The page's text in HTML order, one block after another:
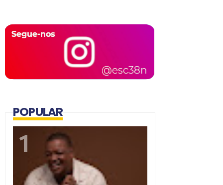
POPULAR